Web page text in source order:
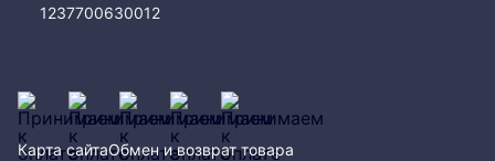
1237700630012
Карта сайтаОбмен и возврат товара